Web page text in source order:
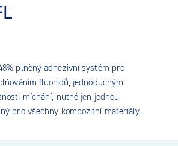
plněný adhezivní systém pro
fluoridů, jednoduchým
míchání, nutné jen jednou
pro všechny kompozitní materiály.